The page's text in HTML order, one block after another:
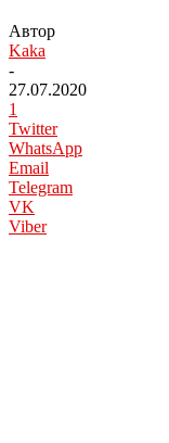
Автор
Kaka
-
27.07.2020
1
Twitter
WhatsApp
Email
Telegram
VK
Viber